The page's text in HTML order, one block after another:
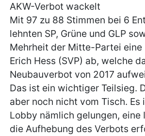
AKW-Verbot wackelt
Mit 97 zu 88 Stimmen bei 6
lehnten SP, Grüne und GLP
Mehrheit der Mitte-Partei eine
Erich Hess (SVP) ab, welche
Neubauverbot von 2017
Das ist ein wichtiger Teilsieg.
aber noch nicht vom Tisch. Es
Lobby nämlich gelungen,
die Aufhebung des Verbots